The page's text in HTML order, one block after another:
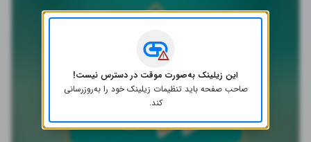
این زیلینک به‌صورت موقت در دسترس نیست!
صاحب صفحه باید تنظیمات زیلینک خود را به‌روز‌رسانی
کند.